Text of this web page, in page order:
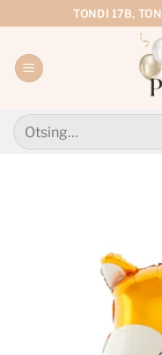
to
TONDI 17B,
Otsi: